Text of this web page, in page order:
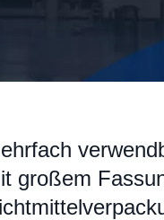
großem